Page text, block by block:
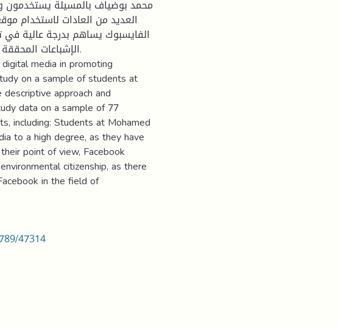
محمد بوضياف بالمسيلة يستخدمون
العديد من العادات لاستخدام
الفايسبوك يساهم بدرجة عالية في
الإشباعات
media in promoting
on a sample of students at
approach and
data on a sample of 77
including: Students at Mohamed
to a high degree, as they have
point of view, Facebook
citizenship, as there
in the field of
47314